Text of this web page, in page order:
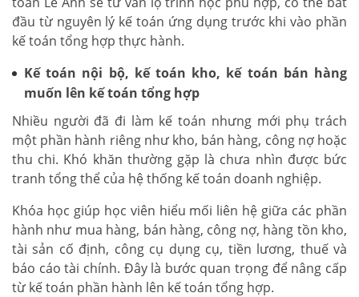
đầu từ nguyên lý kế toán ứng dụng trước khi vào phần
kế toán tổng hợp thực hành.
Kế toán nội bộ, kế toán kho, kế toán bán hàng
muốn lên kế toán tổng hợp
Nhiều người đã đi làm kế toán nhưng mới phụ trách
một phần hành riêng như kho, bán hàng, công nợ hoặc
thu chi. Khó khăn thường gặp là chưa nhìn được bức
tranh tổng thể của hệ thống kế toán doanh nghiệp.
Khóa học giúp học viên hiểu mối liên hệ giữa các phần
hành như mua hàng, bán hàng, công nợ, hàng tồn kho,
tài sản cố định, công cụ dụng cụ, tiền lương, thuế và
báo cáo tài chính. Đây là bước quan trọng để nâng cấp
từ kế toán phần hành lên kế toán tổng hợp.